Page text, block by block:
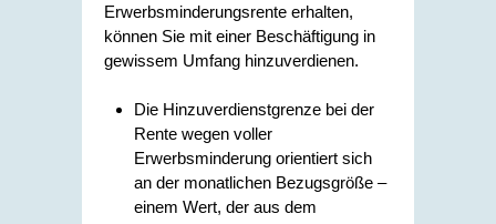
Erwerbsminderungsrente erhalten,
können Sie mit einer Beschäftigung in
gewissem Umfang hinzuverdienen.
Die Hinzuverdienstgrenze bei der
Rente wegen voller
Erwerbsminderung orientiert sich
an der monatlichen Bezugsgröße –
einem Wert, der aus dem